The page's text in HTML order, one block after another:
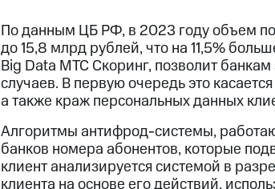
По данным ЦБ РФ, в 2023 году объем
до 15,8 млрд рублей, что на 11,5%
Big Data МТС Скоринг, позволит
случаев. В первую очередь это
а также краж персональных данных
Алгоритмы антифрод-системы,
банков номера абонентов, которые
клиент анализируется системой в